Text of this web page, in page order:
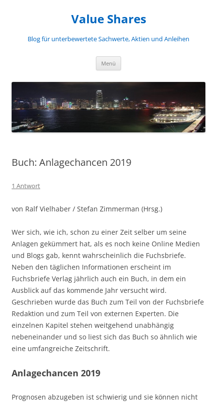
Value Shares
Blog für unterbewertete Sachwerte, Aktien und Anleihen
Menü
Buch: Anlagechancen 2019
1 Antwort
von Ralf Vielhaber / Stefan Zimmerman (Hrsg.)
Wer sich, wie ich, schon zu einer Zeit selber um seine
Anlagen gekümmert hat, als es noch keine Online Medien
und Blogs gab, kennt wahrscheinlich die Fuchsbriefe.
Neben den täglichen Informationen erscheint im
Fuchsbriefe Verlag jährlich auch ein Buch, in dem ein
Ausblick auf das kommende Jahr versucht wird.
Geschrieben wurde das Buch zum Teil von der Fuchsbriefe
Redaktion und zum Teil von externen Experten. Die
einzelnen Kapitel stehen weitgehend unabhängig
nebeneinander und so liest sich das Buch so ähnlich wie
eine umfangreiche Zeitschrift.
Anlagechancen 2019
Prognosen abzugeben ist schwierig und sie können nicht